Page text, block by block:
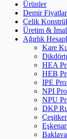
Ürünler
Demir
Çelik
Üretim &
Ağırlık
Kare
HEA
HEB
IPE
NPI
NPU
DKP